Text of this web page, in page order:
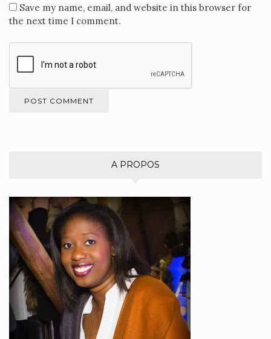
Save my name, email, and website in this browser for
the next time I comment.
A PROPOS